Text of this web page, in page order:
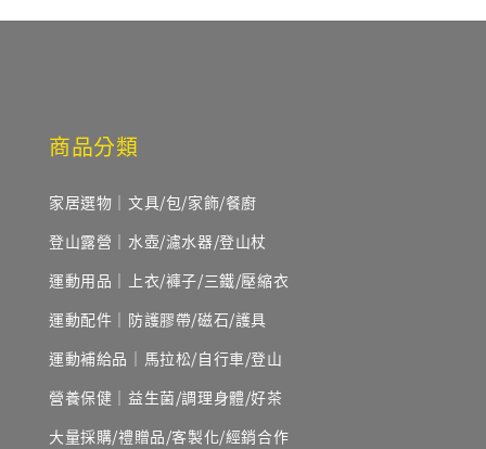
商品分類
家居選物｜文具/包/家飾/餐廚
登山露營｜水壺/濾水器/登山杖
運動用品｜上衣/褲子/三鐵/壓縮衣
運動配件｜防護膠帶/磁石/護具
運動補給品｜馬拉松/自行車/登山
營養保健｜益生菌/調理身體/好茶
大量採購/禮贈品/客製化/經銷合作